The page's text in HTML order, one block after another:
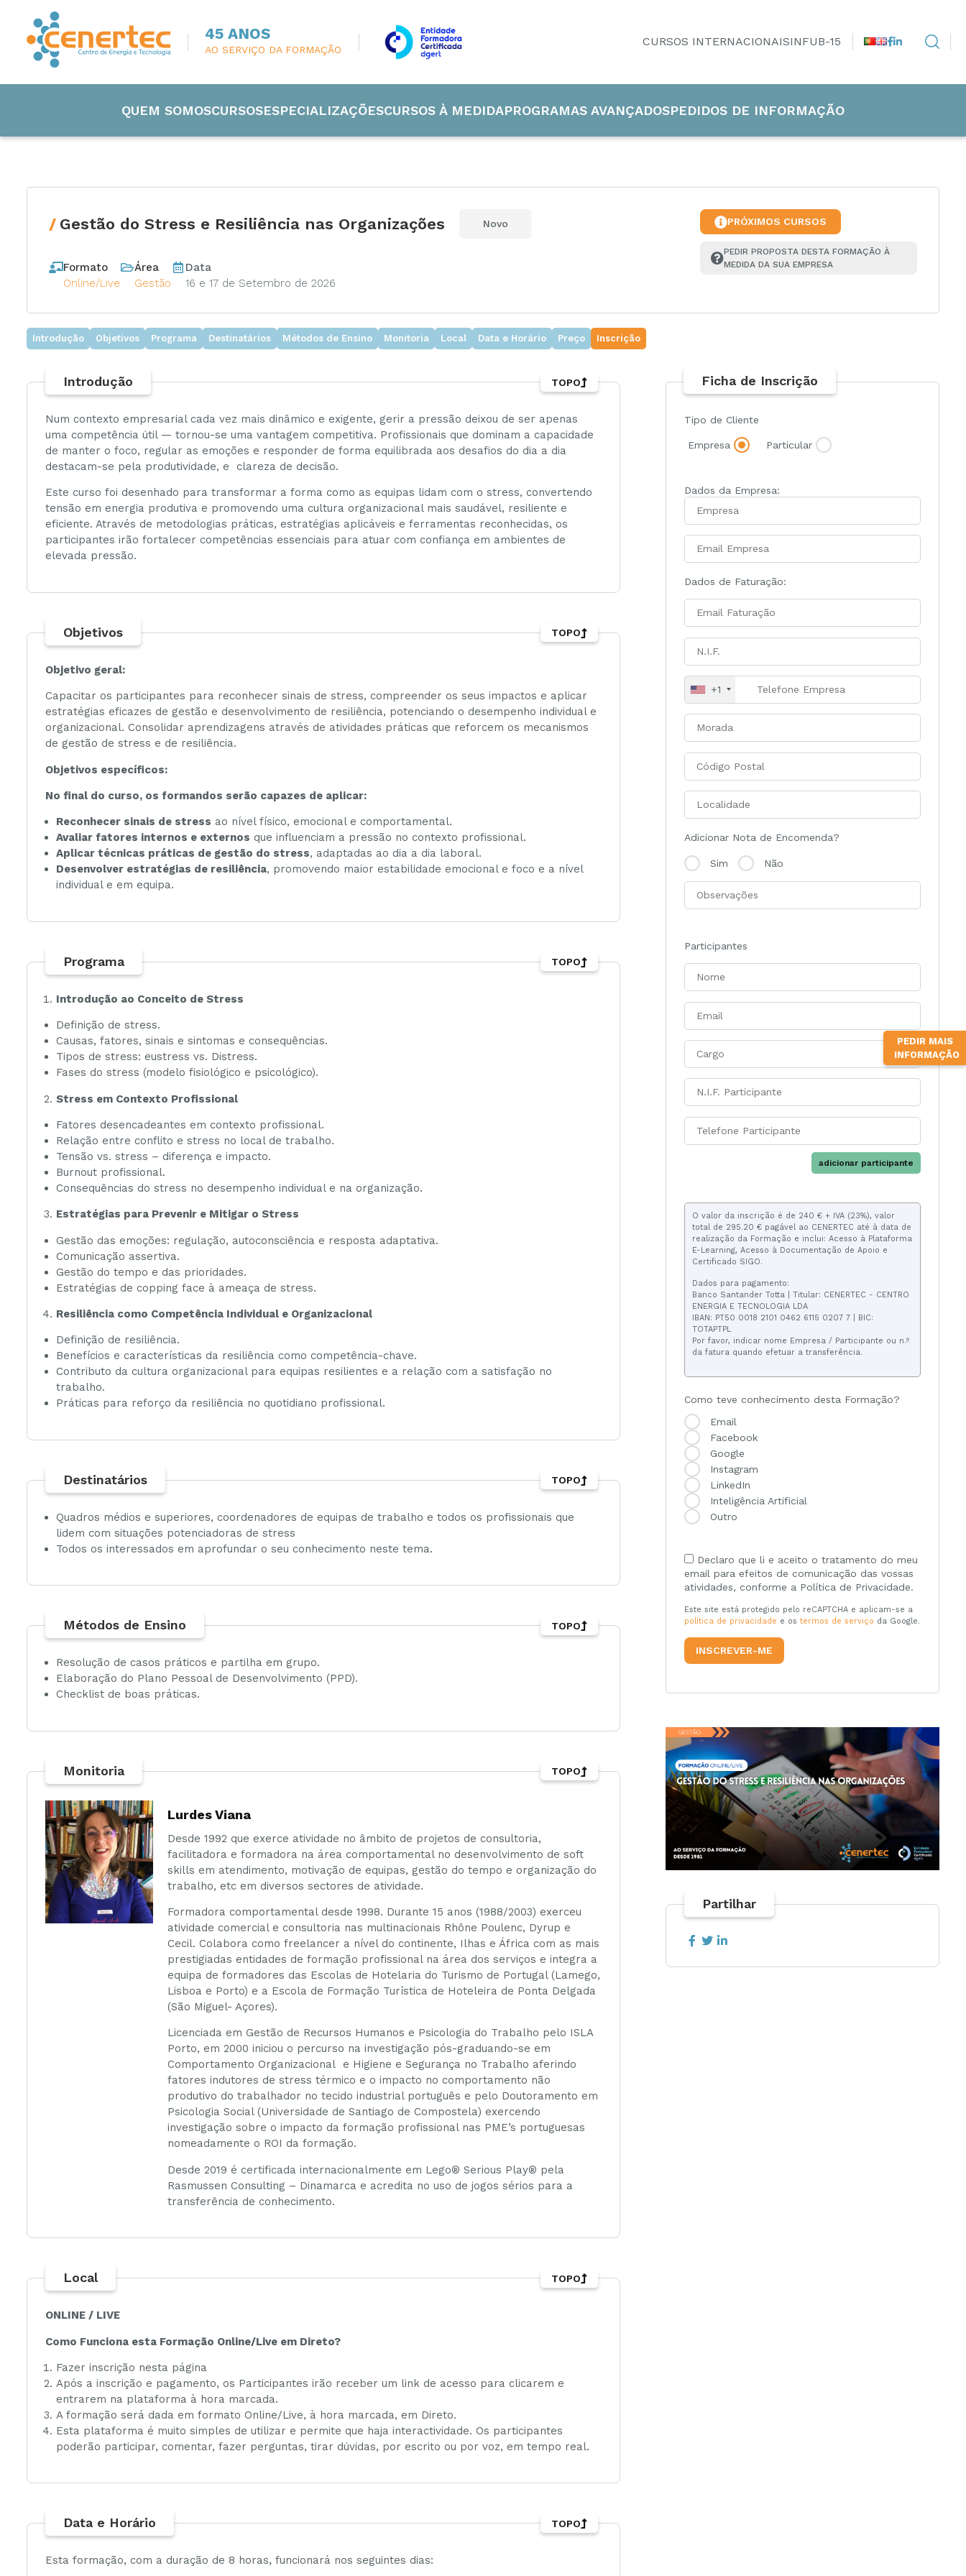
45 ANOS
AO SERVIÇO DA FORMAÇÃO
CURSOS INTERNACIONAISINFUB-15
QUEM SOMOSCURSOS
Engenharia Industrial
Eletricidade e Energia
ESPECIALIZAÇÕESCURSOS À MEDIDAPROGRAMAS AVANÇADOSPEDIDOS DE INFORMAÇÃO
PEDIR MAIS
INFORMAÇÃO
Gestão do Stress e Resiliência nas Organizações Novo
Formato
Online/Live
Área
Gestão
Data
16 e 17 de Setembro de 2026
PRÓXIMOS CURSOS
PEDIR PROPOSTA DESTA FORMAÇÃO À
MEDIDA DA SUA EMPRESA
Introdução Objetivos Programa Destinatários Métodos de Ensino Monitoria Local Data e Horário Preço Inscrição
Introdução
Num contexto empresarial cada vez mais dinâmico e exigente, gerir a pressão deixou de ser apenas
uma competência útil — tornou-se uma vantagem competitiva. Profissionais que dominam a capacidade
de manter o foco, regular as emoções e responder de forma equilibrada aos desafios do dia a dia
destacam-se pela produtividade, e clareza de decisão.
Este curso foi desenhado para transformar a forma como as equipas lidam com o stress, convertendo
tensão em energia produtiva e promovendo uma cultura organizacional mais saudável, resiliente e
eficiente. Através de metodologias práticas, estratégias aplicáveis e ferramentas reconhecidas, os
participantes irão fortalecer competências essenciais para atuar com confiança em ambientes de
elevada pressão.
TOPO
Objetivos
Objetivo geral:
Capacitar os participantes para reconhecer sinais de stress, compreender os seus impactos e aplicar
estratégias eficazes de gestão e desenvolvimento de resiliência, potenciando o desempenho individual e
organizacional. Consolidar aprendizagens através de atividades práticas que reforcem os mecanismos
de gestão de stress e de resiliência.
Objetivos específicos:
No final do curso, os formandos serão capazes de aplicar:
Reconhecer sinais de stress ao nível físico, emocional e comportamental.
Avaliar fatores internos e externos que influenciam a pressão no contexto profissional.
Aplicar técnicas práticas de gestão do stress, adaptadas ao dia a dia laboral.
Desenvolver estratégias de resiliência, promovendo maior estabilidade emocional e foco e a nível
individual e em equipa.
TOPO
Programa
Introdução ao Conceito de Stress
Definição de stress.
Causas, fatores, sinais e sintomas e consequências.
Tipos de stress: eustress vs. Distress.
Fases do stress (modelo fisiológico e psicológico).
Stress em Contexto Profissional
Fatores desencadeantes em contexto profissional.
Relação entre conflito e stress no local de trabalho.
Tensão vs. stress – diferença e impacto.
Burnout profissional.
Consequências do stress no desempenho individual e na organização.
Estratégias para Prevenir e Mitigar o Stress
Gestão das emoções: regulação, autoconsciência e resposta adaptativa.
Comunicação assertiva.
Gestão do tempo e das prioridades.
Estratégias de copping face à ameaça de stress.
Resiliência como Competência Individual e Organizacional
Definição de resiliência.
Benefícios e características da resiliência como competência-chave.
Contributo da cultura organizacional para equipas resilientes e a relação com a satisfação no
trabalho.
Práticas para reforço da resiliência no quotidiano profissional.
TOPO
Destinatários
Quadros médios e superiores, coordenadores de equipas de trabalho e todos os profissionais que
lidem com situações potenciadoras de stress
Todos os interessados em aprofundar o seu conhecimento neste tema.
TOPO
Métodos de Ensino
Resolução de casos práticos e partilha em grupo.
Elaboração do Plano Pessoal de Desenvolvimento (PPD).
Checklist de boas práticas.
TOPO
Monitoria
Lurdes Viana
Desde 1992 que exerce atividade no âmbito de projetos de consultoria,
facilitadora e formadora na área comportamental no desenvolvimento de soft
skills em atendimento, motivação de equipas, gestão do tempo e organização do
trabalho, etc em diversos sectores de atividade.
Formadora comportamental desde 1998. Durante 15 anos (1988/2003) exerceu
atividade comercial e consultoria nas multinacionais Rhône Poulenc, Dyrup e
Cecil. Colabora como freelancer a nível do continente, Ilhas e África com as mais
prestigiadas entidades de formação profissional na área dos serviços e integra a
equipa de formadores das Escolas de Hotelaria do Turismo de Portugal (Lamego,
Lisboa e Porto) e a Escola de Formação Turística de Hoteleira de Ponta Delgada
(São Miguel- Açores).
Licenciada em Gestão de Recursos Humanos e Psicologia do Trabalho pelo ISLA
Porto, em 2000 iniciou o percurso na investigação pós-graduando-se em
Comportamento Organizacional e Higiene e Segurança no Trabalho aferindo
fatores indutores de stress térmico e o impacto no comportamento não
produtivo do trabalhador no tecido industrial português e pelo Doutoramento em
Psicologia Social (Universidade de Santiago de Compostela) exercendo
investigação sobre o impacto da formação profissional nas PME’s portuguesas
nomeadamente o ROI da formação.
Desde 2019 é certificada internacionalmente em Lego® Serious Play® pela
Rasmussen Consulting – Dinamarca e acredita no uso de jogos sérios para a
transferência de conhecimento.
TOPO
Local
ONLINE / LIVE
Como Funciona esta Formação Online/Live em Direto?
Fazer inscrição nesta página
Após a inscrição e pagamento, os Participantes irão receber um link de acesso para clicarem e
entrarem na plataforma à hora marcada.
A formação será dada em formato Online/Live, à hora marcada, em Direto.
Esta plataforma é muito simples de utilizar e permite que haja interactividade. Os participantes
poderão participar, comentar, fazer perguntas, tirar dúvidas, por escrito ou por voz, em tempo real.
TOPO
Data e Horário
Esta formação, com a duração de 8 horas, funcionará nos seguintes dias:
TOPO
Ficha de Inscrição
Tipo de Cliente
Empresa Particular
Dados da Empresa:
Dados de Faturação:
+1
Adicionar Nota de Encomenda?
Sim Não
Participantes
adicionar participante
O valor da inscrição é de 240 € + IVA (23%), valor
total de 295.20 € pagável ao CENERTEC até à data de
realização da Formação e inclui: Acesso à Plataforma
E-Learning, Acesso à Documentação de Apoio e
Certificado SIGO.
Dados para pagamento:
Banco Santander Totta | Titular: CENERTEC - CENTRO
ENERGIA E TECNOLOGIA LDA
IBAN: PT50 0018 2101 0462 6115 0207 7 | BIC:
TOTAPTPL
Por favor, indicar nome Empresa / Participante ou n.º
da fatura quando efetuar a transferência.
Como teve conhecimento desta Formação?
Email
Facebook
Google
Instagram
LinkedIn
Inteligência Artificial
Outro
Declaro que li e aceito o tratamento do meu
email para efeitos de comunicação das vossas
atividades, conforme a Política de Privacidade.
Este site está protegido pelo reCAPTCHA e aplicam-se a
política de privacidade e os termos de serviço da Google.
Partilhar